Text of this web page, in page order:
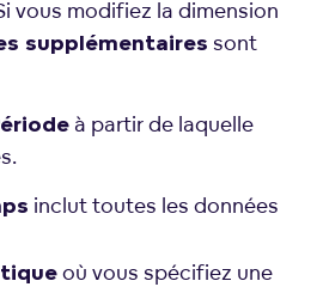
vous modifiez la dimension
supplémentaires sont
à partir de laquelle
inclut toutes les données
où vous spécifiez une